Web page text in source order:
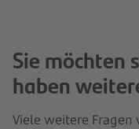
Sie möchten
haben
Viele weitere